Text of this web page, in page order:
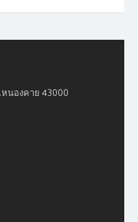
หนองคาย 43000